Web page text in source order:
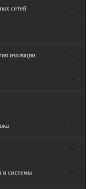
сетей
изоляции
и системы